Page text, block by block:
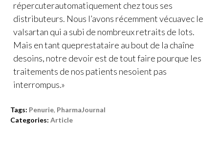
répercuterautomatiquement chez tous ses
distributeurs. Nous l’avons récemment vécuavec le
valsartan qui a subi de nombreux retraits de lots.
Mais en tant queprestataire au bout de la chaîne
desoins, notre devoir est de tout faire pourque les
traitements de nos patients nesoient pas
interrompus.»
Tags: Penurie, PharmaJournal
Categories: Article